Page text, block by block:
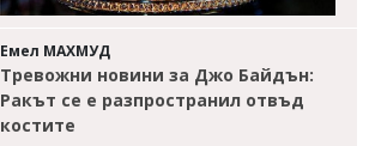
Емел МАХМУД
Тревожни новини за Джо Байдън:
Ракът се е разпространил отвъд
костите